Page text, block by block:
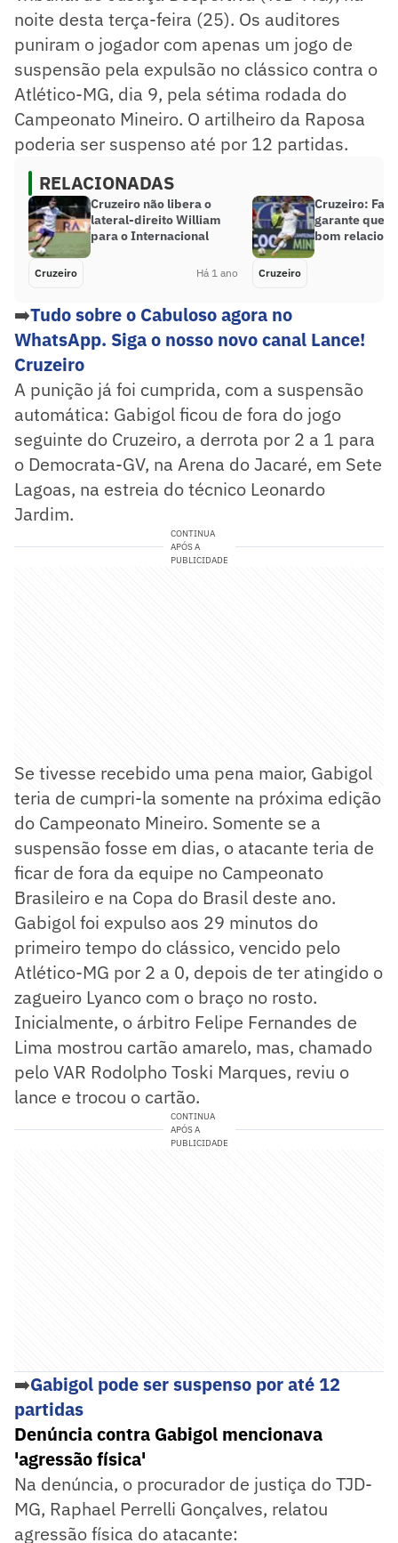
noite desta terça-feira (25). Os auditores
puniram o jogador com apenas um jogo de
suspensão pela expulsão no clássico contra o
Atlético-MG, dia 9, pela sétima rodada do
Campeonato Mineiro. O artilheiro da Raposa
poderia ser suspenso até por 12 partidas.
RELACIONADAS
Cruzeiro não libera o
lateral-direito William
para o Internacional
Cruzeiro Há 1 ano
Cruzeiro:
garante que
bom
Cruzeiro
➡️Tudo sobre o Cabuloso agora no
WhatsApp. Siga o nosso novo canal Lance!
Cruzeiro
A punição já foi cumprida, com a suspensão
automática: Gabigol ficou de fora do jogo
seguinte do Cruzeiro, a derrota por 2 a 1 para
o Democrata-GV, na Arena do Jacaré, em Sete
Lagoas, na estreia do técnico Leonardo
Jardim.
CONTINUA
APÓS A
PUBLICIDADE
Se tivesse recebido uma pena maior, Gabigol
teria de cumpri-la somente na próxima edição
do Campeonato Mineiro. Somente se a
suspensão fosse em dias, o atacante teria de
ficar de fora da equipe no Campeonato
Brasileiro e na Copa do Brasil deste ano.
Gabigol foi expulso aos 29 minutos do
primeiro tempo do clássico, vencido pelo
Atlético-MG por 2 a 0, depois de ter atingido o
zagueiro Lyanco com o braço no rosto.
Inicialmente, o árbitro Felipe Fernandes de
Lima mostrou cartão amarelo, mas, chamado
pelo VAR Rodolpho Toski Marques, reviu o
lance e trocou o cartão.
CONTINUA
APÓS A
PUBLICIDADE
➡️Gabigol pode ser suspenso por até 12
partidas
Denúncia contra Gabigol mencionava
'agressão física'
Na denúncia, o procurador de justiça do TJD-
MG, Raphael Perrelli Gonçalves, relatou
agressão física do atacante: